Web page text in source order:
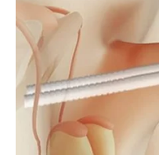
U ljubavi, moguće je
partner može pokazati
iz prošlosti može se javiti.
Vaša intuicija danas je
Srce zna istinu pre nego